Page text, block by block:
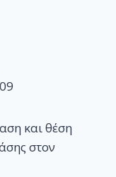
και θέση
στον